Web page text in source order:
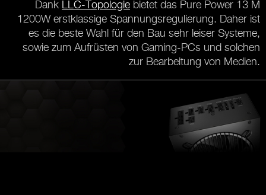
Dank LLC-Topologie bietet das Pure Power 13 M
1200W erstklassige Spannungsregulierung. Daher ist
es die beste Wahl für den Bau sehr leiser Systeme,
sowie zum Aufrüsten von Gaming-PCs und solchen
zur Bearbeitung von Medien.